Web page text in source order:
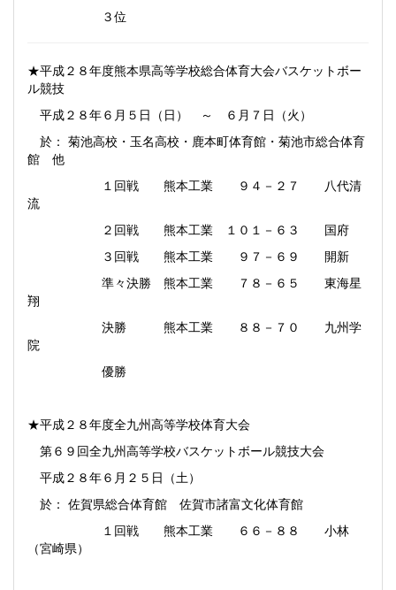
３位
★平成２８年度熊本県高等学校総合体育大会バスケットボー
ル競技
平成２８年６月５日（日） ～ ６月７日（火）
於： 菊池高校・玉名高校・鹿本町体育館・菊池市総合体育
館 他
１回戦 熊本工業 ９４－２７ 八代清
流
２回戦 熊本工業 １０１－６３ 国府
３回戦 熊本工業 ９７－６９ 開新
準々決勝 熊本工業 ７８－６５ 東海星
翔
決勝 熊本工業 ８８－７０ 九州学
院
優勝
★平成２８年度全九州高等学校体育大会
第６９回全九州高等学校バスケットボール競技大会
平成２８年６月２５日（土）
於： 佐賀県総合体育館 佐賀市諸富文化体育館
１回戦 熊本工業 ６６－８８ 小林
（宮崎県）